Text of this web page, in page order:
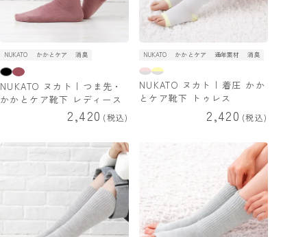
NUKATO かかとケア 消臭
NUKATO ヌカト | つま先・
かかとケア靴下 レディース
2,420 税込
NUKATO かかとケア 通年素材 消臭
NUKATO ヌカト | 着圧 かか
とケア靴下 トゥレス
2,420 税込